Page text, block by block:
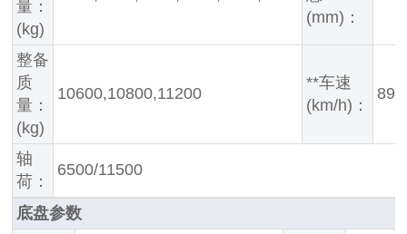
量：
(kg)
(mm)：
整备
质
量：
(kg)
10600,10800,11200
**车速
(km/h)：
轴
荷：
6500/11500
底盘参数